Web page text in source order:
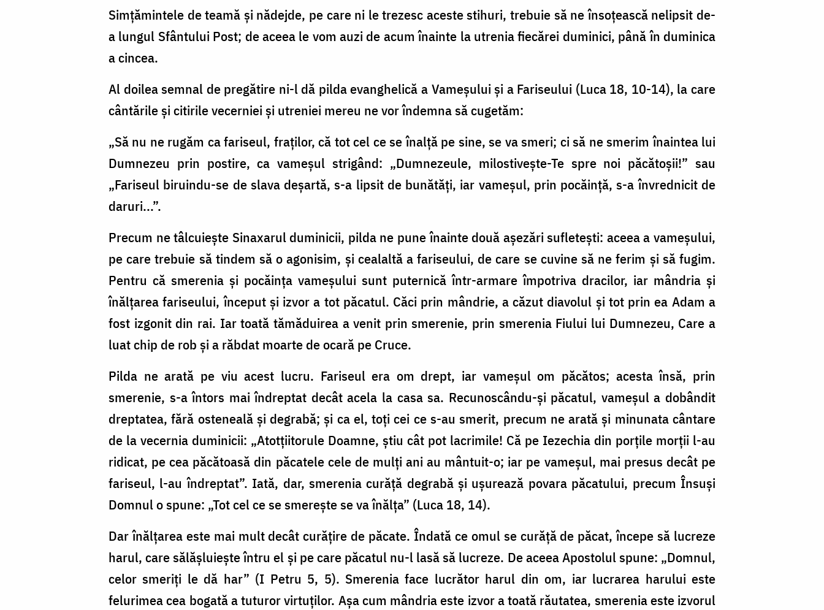
Simțămintele de teamă și nădejde, pe care ni le trezesc aceste stihuri, trebuie să ne însoțească nelipsit de-
a lungul Sfântului Post; de aceea le vom auzi de acum înainte la utrenia fiecărei duminici, până în duminica
a cincea.
Al doilea semnal de pregătire ni-l dă pilda evanghelică a Vameșului și a Fariseului (Luca 18, 10-14), la care
cântările și citirile vecerniei și utreniei mereu ne vor îndemna să cugetăm:
„Să nu ne rugăm ca fariseul, fraților, că tot cel ce se înalță pe sine, se va smeri; ci să ne smerim înaintea lui
Dumnezeu prin postire, ca vameșul strigând: „Dumnezeule, milostivește-Te spre noi păcătoșii!” sau
„Fariseul biruindu-se de slava deșartă, s-a lipsit de bunătăți, iar vameșul, prin pocăință, s-a învrednicit de
daruri...”.
Precum ne tâlcuiește Sinaxarul duminicii, pilda ne pune înainte două așezări sufletești: aceea a vameșului,
pe care trebuie să tindem să o agonisim, și cealaltă a fariseului, de care se cuvine să ne ferim și să fugim.
Pentru că smerenia și pocăința vameșului sunt puternică într-armare împotriva dracilor, iar mândria și
înălțarea fariseului, început și izvor a tot păcatul. Căci prin mândrie, a căzut diavolul și tot prin ea Adam a
fost izgonit din rai. Iar toată tămăduirea a venit prin smerenie, prin smerenia Fiului lui Dumnezeu, Care a
luat chip de rob și a răbdat moarte de ocară pe Cruce.
Pilda ne arată pe viu acest lucru. Fariseul era om drept, iar vameșul om păcătos; acesta însă, prin
smerenie, s-a întors mai îndreptat decât acela la casa sa. Recunoscându-și păcatul, vameșul a dobândit
dreptatea, fără osteneală și degrabă; și ca el, toți cei ce s-au smerit, precum ne arată și minunata cântare
de la vecernia duminicii: „Atotțiitorule Doamne, știu cât pot lacrimile! Că pe Iezechia din porțile morții l-au
ridicat, pe cea păcătoasă din păcatele cele de mulți ani au mântuit-o; iar pe vameșul, mai presus decât pe
fariseul, l-au îndreptat”. Iată, dar, smerenia curăță degrabă și ușurează povara păcatului, precum Însuși
Domnul o spune: „Tot cel ce se smerește se va înălța” (Luca 18, 14).
Dar înălțarea este mai mult decât curățire de păcate. Îndată ce omul se curăță de păcat, începe să lucreze
harul, care sălășluiește întru el și pe care păcatul nu-l lasă să lucreze. De aceea Apostolul spune: „Domnul,
celor smeriți le dă har” (I Petru 5, 5). Smerenia face lucrător harul din om, iar lucrarea harului este
felurimea cea bogată a tuturor virtuților. Așa cum mândria este izvor a toată răutatea, smerenia este izvorul